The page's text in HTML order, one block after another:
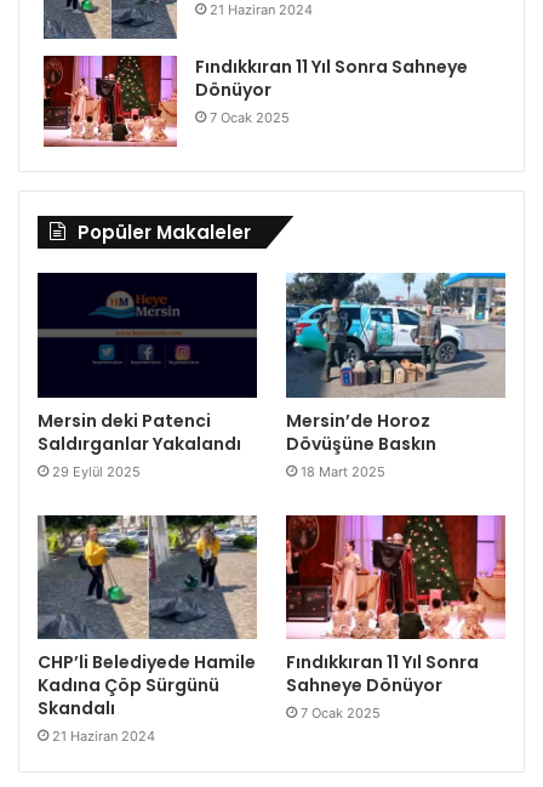
21 Haziran 2024
Fındıkkıran 11 Yıl Sonra Sahneye
Dönüyor
7 Ocak 2025
Popüler Makaleler
Mersin deki Patenci
Saldırganlar Yakalandı
29 Eylül 2025
Mersin’de Horoz
Dövüşüne Baskın
18 Mart 2025
CHP’li Belediyede Hamile
Kadına Çöp Sürgünü
Skandalı
21 Haziran 2024
Fındıkkıran 11 Yıl Sonra
Sahneye Dönüyor
7 Ocak 2025